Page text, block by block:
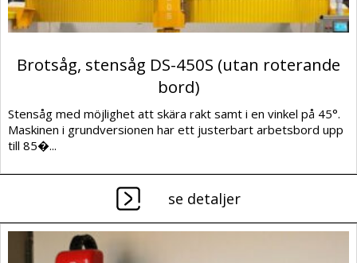
Brotsåg, stensåg DS-450S (utan roterande
bord)
Stensåg med möjlighet att skära rakt samt i en vinkel på 45°.
Maskinen i grundversionen har ett justerbart arbetsbord upp
till 85�...
se detaljer